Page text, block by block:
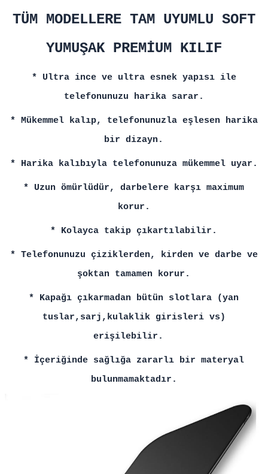
TÜM MODELLERE TAM UYUMLU SOFT
YUMUŞAK PREMİUM KILIF
* Ultra ince ve ultra esnek yapısı ile
telefonunuzu harika sarar.
* Mükemmel kalıp, telefonunuzla eşlesen harika
bir dizayn.
* Harika kalıbıyla telefonunuza mükemmel uyar.
* Uzun ömürlüdür, darbelere karşı maximum
korur.
* Kolayca takip çıkartılabilir.
* Telefonunuzu çiziklerden, kirden ve darbe ve
şoktan tamamen korur.
* Kapağı çıkarmadan bütün slotlara (yan
tuslar,sarj,kulaklik girisleri vs)
erişilebilir.
* İçeriğinde sağlığa zararlı bir materyal
bulunmamaktadır.